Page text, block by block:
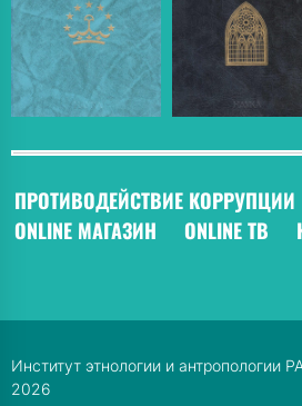
ПРОТИВОДЕЙСТВИЕ КОРРУПЦИИ
ONLINE МАГАЗИН
ONLINE ТВ
Институт этнологии и антропологии
2026